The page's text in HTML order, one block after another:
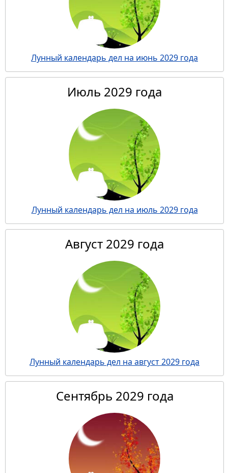
Лунный календарь дел на июнь 2029 года
Июль 2029 года
Лунный календарь дел на июль 2029 года
Август 2029 года
Лунный календарь дел на август 2029 года
Сентябрь 2029 года